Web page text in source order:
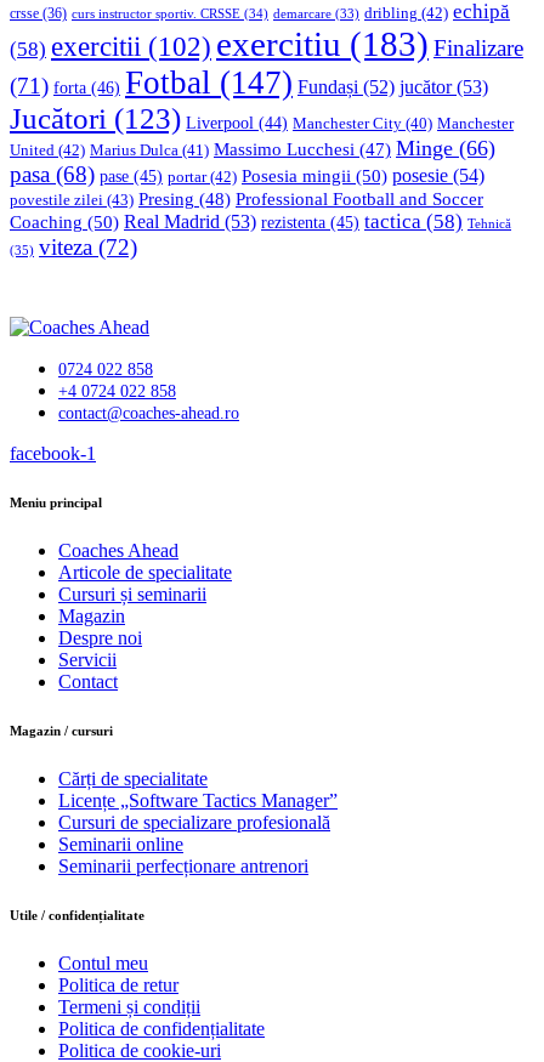
crsse (36) curs instructor sportiv. CRSSE (34) demarcare (33) dribling (42) echipă
(58) exercitii (102) exercitiu (183) Finalizare
(71) forta (46) Fotbal (147) Fundași (52) jucător(53)
Jucători (123) Liverpool (44) Manchester City (40) Manchester
United (42) Marius Dulca (41) Massimo Lucchesi (47) Minge (66)
pasa (68) pase (45) portar(42) Posesia mingii (50) posesie (54)
povestile zilei (43) Presing (48) Professional Football and Soccer
Coaching (50) Real Madrid (53) rezistenta (45) tactica (58) Tehnică
(35) viteza (72)
0724 022 858
+4 0724 022 858
contact@coaches-ahead.ro
facebook-1
Meniu principal
Coaches Ahead
Articole de specialitate
Cursuri și seminarii
Magazin
Despre noi
Servicii
Contact
Magazin / cursuri
Cărți de specialitate
Licențe „Software Tactics Manager”
Cursuri de specializare profesională
Seminarii online
Seminarii perfecționare antrenori
Utile / confidențialitate
Contul meu
Politica de retur
Termeni și condiții
Politica de confidențialitate
Politica de cookie-uri